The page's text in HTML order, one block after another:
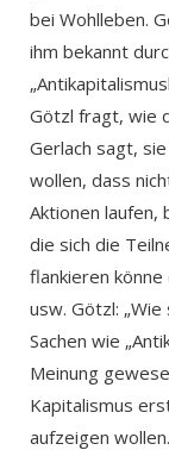
bei Wohlleben.
ihm bekannt
Götzl fragt, wie
Gerlach sagt,
wollen, dass
Aktionen laufen,
die sich die
flankieren
usw. Götzl: „Wie
Sachen wie
Meinung
Kapitalismus
aufzeigen